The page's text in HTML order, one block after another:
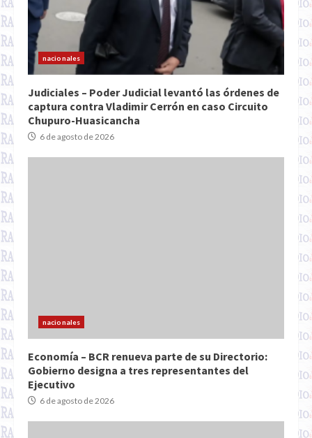
nacionales
Judiciales – Poder Judicial levantó las órdenes de
captura contra Vladimir Cerrón en caso Circuito
Chupuro-Huasicancha
6 de agosto de 2026
nacionales
Economía – BCR renueva parte de su Directorio:
Gobierno designa a tres representantes del
Ejecutivo
6 de agosto de 2026